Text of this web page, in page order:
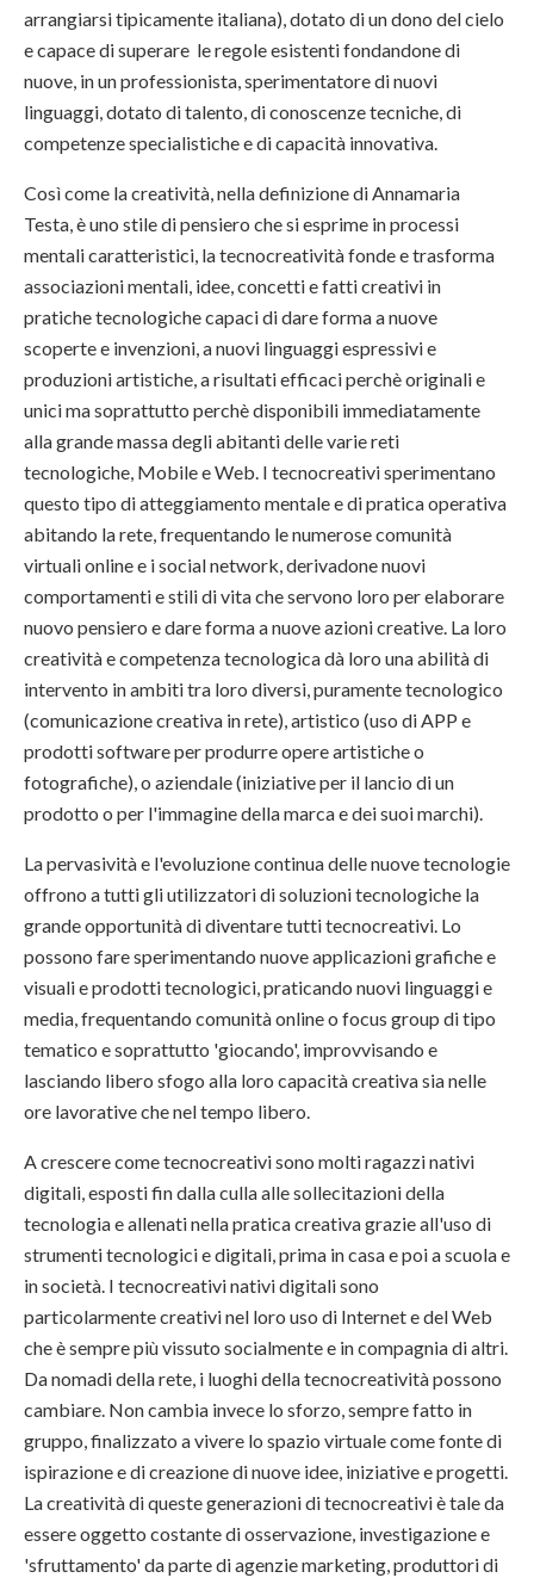
arrangiarsi tipicamente italiana), dotato di un dono del cielo
e capace di superare le regole esistenti fondandone di
nuove, in un professionista, sperimentatore di nuovi
linguaggi, dotato di talento, di conoscenze tecniche, di
competenze specialistiche e di capacità innovativa.
Così come la creatività, nella definizione di Annamaria
Testa, è uno stile di pensiero che si esprime in processi
mentali caratteristici, la tecnocreatività fonde e trasforma
associazioni mentali, idee, concetti e fatti creativi in
pratiche tecnologiche capaci di dare forma a nuove
scoperte e invenzioni, a nuovi linguaggi espressivi e
produzioni artistiche, a risultati efficaci perchè originali e
unici ma soprattutto perchè disponibili immediatamente
alla grande massa degli abitanti delle varie reti
tecnologiche, Mobile e Web. I tecnocreativi sperimentano
questo tipo di atteggiamento mentale e di pratica operativa
abitando la rete, frequentando le numerose comunità
virtuali online e i social network, derivadone nuovi
comportamenti e stili di vita che servono loro per elaborare
nuovo pensiero e dare forma a nuove azioni creative. La loro
creatività e competenza tecnologica dà loro una abilità di
intervento in ambiti tra loro diversi, puramente tecnologico
(comunicazione creativa in rete), artistico (uso di APP e
prodotti software per produrre opere artistiche o
fotografiche), o aziendale (iniziative per il lancio di un
prodotto o per l'immagine della marca e dei suoi marchi).
La pervasività e l'evoluzione continua delle nuove tecnologie
offrono a tutti gli utilizzatori di soluzioni tecnologiche la
grande opportunità di diventare tutti tecnocreativi. Lo
possono fare sperimentando nuove applicazioni grafiche e
visuali e prodotti tecnologici, praticando nuovi linguaggi e
media, frequentando comunità online o focus group di tipo
tematico e soprattutto 'giocando', improvvisando e
lasciando libero sfogo alla loro capacità creativa sia nelle
ore lavorative che nel tempo libero.
A crescere come tecnocreativi sono molti ragazzi nativi
digitali, esposti fin dalla culla alle sollecitazioni della
tecnologia e allenati nella pratica creativa grazie all'uso di
strumenti tecnologici e digitali, prima in casa e poi a scuola e
in società. I tecnocreativi nativi digitali sono
particolarmente creativi nel loro uso di Internet e del Web
che è sempre più vissuto socialmente e in compagnia di altri.
Da nomadi della rete, i luoghi della tecnocreatività possono
cambiare. Non cambia invece lo sforzo, sempre fatto in
gruppo, finalizzato a vivere lo spazio virtuale come fonte di
ispirazione e di creazione di nuove idee, iniziative e progetti.
La creatività di queste generazioni di tecnocreativi è tale da
essere oggetto costante di osservazione, investigazione e
'sfruttamento' da parte di agenzie marketing, produttori di